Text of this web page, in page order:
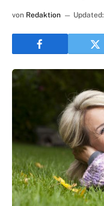
von Redaktion Updated: